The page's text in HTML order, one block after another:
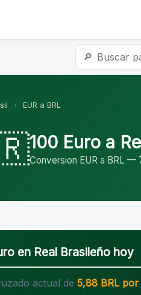
🔎
› EUR a BRL
100 Euro a
Conversion EUR a BRL —
en Real Brasileño hoy
actual de 5,88 BRL por